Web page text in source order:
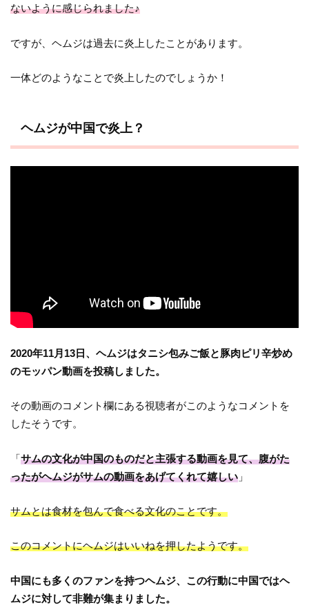
ないように感じられました♪
ですが、ヘムジは過去に炎上したことがあります。
一体どのようなことで炎上したのでしょうか！
ヘムジが中国で炎上？
2020年11月13日、ヘムジはタニシ包みご飯と豚肉ピリ辛炒め
のモッパン動画を投稿しました。
その動画のコメント欄にある視聴者がこのようなコメントを
したそうです。
「サムの文化が中国のものだと主張する動画を見て、腹がた
ったがヘムジがサムの動画をあげてくれて嬉しい 」
サムとは食材を包んで食べる文化のことです。
このコメントにヘムジはいいねを押したようです。
中国にも多くのファンを持つヘムジ、この行動に中国ではヘ
ムジに対して非難が集まりました。